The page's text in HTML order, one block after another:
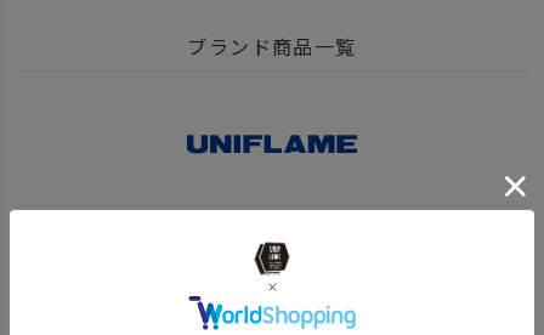
アウトドア・キャンプ用品
UNBY SELECT UNIFLAME ユニフレーム
ブランド商品一覧